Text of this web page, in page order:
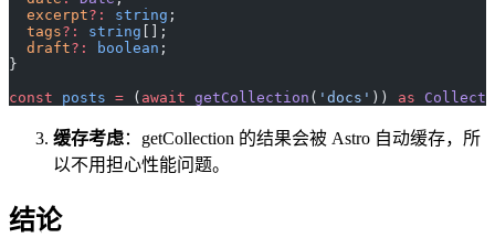
  excerpt
?: string ;
  tags
?: string [];
  draft
?: boolean ;
}
const posts = ( await getCollection ( 'docs' )) as
缓存考虑：getCollection 的结果会被 Astro 自动缓存，所
以不用担心性能问题。
结论